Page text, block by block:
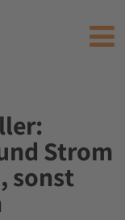
Strom
sonst